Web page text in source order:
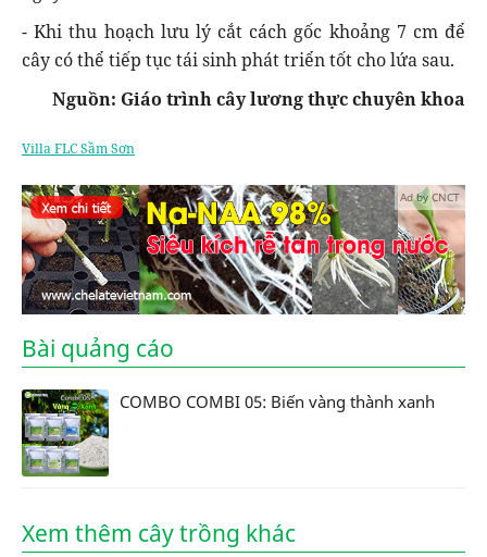
- Khi thu hoạch lưu lý cắt cách gốc khoảng 7 cm để
cây có thể tiếp tục tái sinh phát triển tốt cho lứa sau.
Nguồn: Giáo trình cây lương thực chuyên khoa
Villa FLC Sầm Sơn
Ad by CNCT
Bài quảng cáo
COMBO COMBI 05: Biến vàng thành xanh
Xem thêm cây trồng khác